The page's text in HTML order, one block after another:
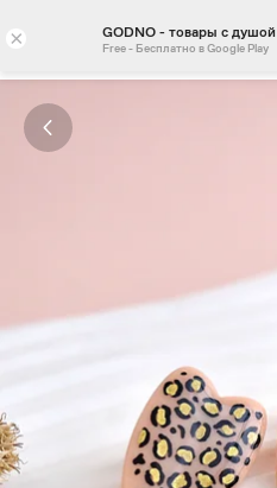
× GODNO - товары с душой
Free - Бесплатно в Google Play